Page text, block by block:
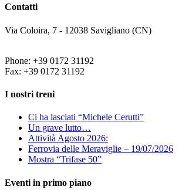
Contatti
Via Coloira, 7 - 12038 Savigliano (CN)
Phone: +39 0172 31192
Fax: +39 0172 31192
I nostri treni
Ci ha lasciati “Michele Cerutti”
Un grave lutto…
Attività Agosto 2026:
Ferrovia delle Meraviglie – 19/07/2026
Mostra “Trifase 50”
Eventi in primo piano